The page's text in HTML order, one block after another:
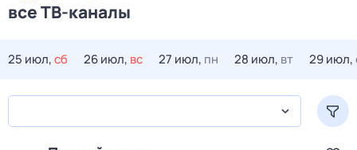
все ТВ-каналы
25 июл,сб 26 июл, вс 27 июл, пн 28 июл, вт 29 июл,